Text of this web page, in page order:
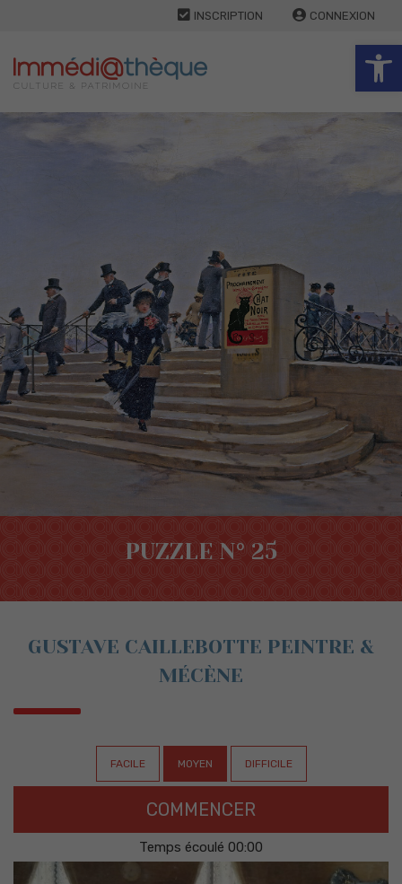
INSCRIPTION CONNEXION
PUZZLE N° 25
GUSTAVE CAILLEBOTTE PEINTRE &
MÉCÈNE
FACILE MOYEN DIFFICILE
COMMENCER
Temps écoulé 00:00